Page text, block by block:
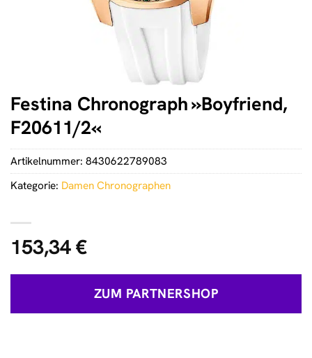
Festina Chronograph »Boyfriend,
F20611/2«
153,34€
ZUM PARTNERSHOP
Artikelnummer: 8430622789083
Kategorie: Damen Chronographen